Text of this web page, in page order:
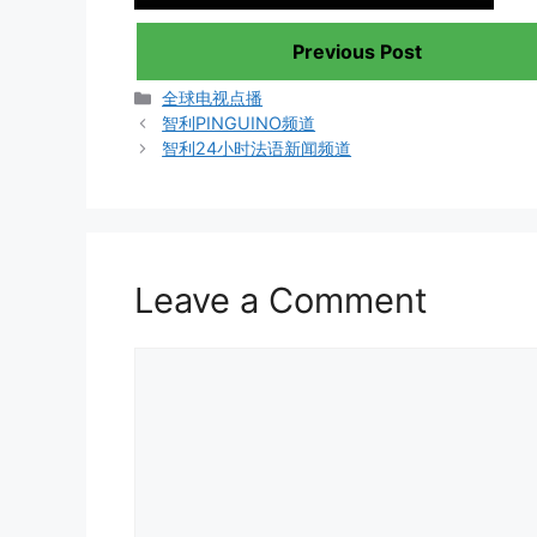
Previous Post
Categories
全球电视点播
智利PINGUINO频道
智利24小时法语新闻频道
Leave a Comment